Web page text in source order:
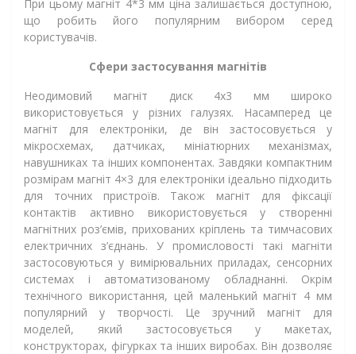
При цьому магніт 4*3 мм ціна залишається доступною,
що робить його популярним вибором серед
користувачів.
Сфери застосування магнітів
Неодимовий магніт диск 4x3 мм широко
використовується у різних галузях. Насамперед це
магніт для електроніки, де він застосовується у
мікросхемах, датчиках, мініатюрних механізмах,
навушниках та інших компонентах. Завдяки компактним
розмірам магніт 4×3 для електроніки ідеально підходить
для точних пристроїв. Також магніт для фіксації
контактів активно використовується у створенні
магнітних роз’ємів, прихованих кріплень та тимчасових
електричних з’єднань. У промисловості такі магніти
застосовуються у вимірювальних приладах, сенсорних
системах і автоматизованому обладнанні. Окрім
технічного використання, цей маленький магніт 4 мм
популярний у творчості. Це зручний магніт для
моделей, який застосовується у макетах,
конструкторах, фігурках та інших виробах. Він дозволяє